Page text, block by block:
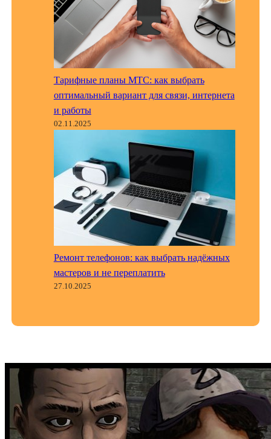
Тарифные планы МТС: как выбрать
оптимальный вариант для связи, интернета
и работы
02.11.2025
Ремонт телефонов: как выбрать надёжных
мастеров и не переплатить
27.10.2025